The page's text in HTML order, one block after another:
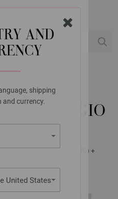
AND
shipping
currency.
United States
DI GIO
2025/26) - Tijdschrift (DE) +
(NL) | Patroon 22